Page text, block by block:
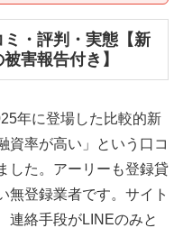
・評判・実態【新
害報告付き】
年に登場した比較的新
資率が高い」という口コ
した。アーリーも登録貸
無登録業者です。サイト
連絡手段がLINEのみと